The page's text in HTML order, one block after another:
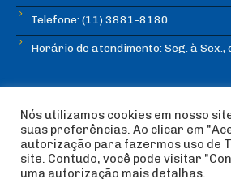
Telefone: (11) 3881-8180
Horário de atendimento: Seg. à
© Copyright ABEE | Associação
Esportiva 2018 | Design:
Nós utilizamos cookies em nosso
suas preferências. Ao clicar em
autorização para fazermos uso de
site. Contudo, você pode visitar
uma autorização mais detalhas.